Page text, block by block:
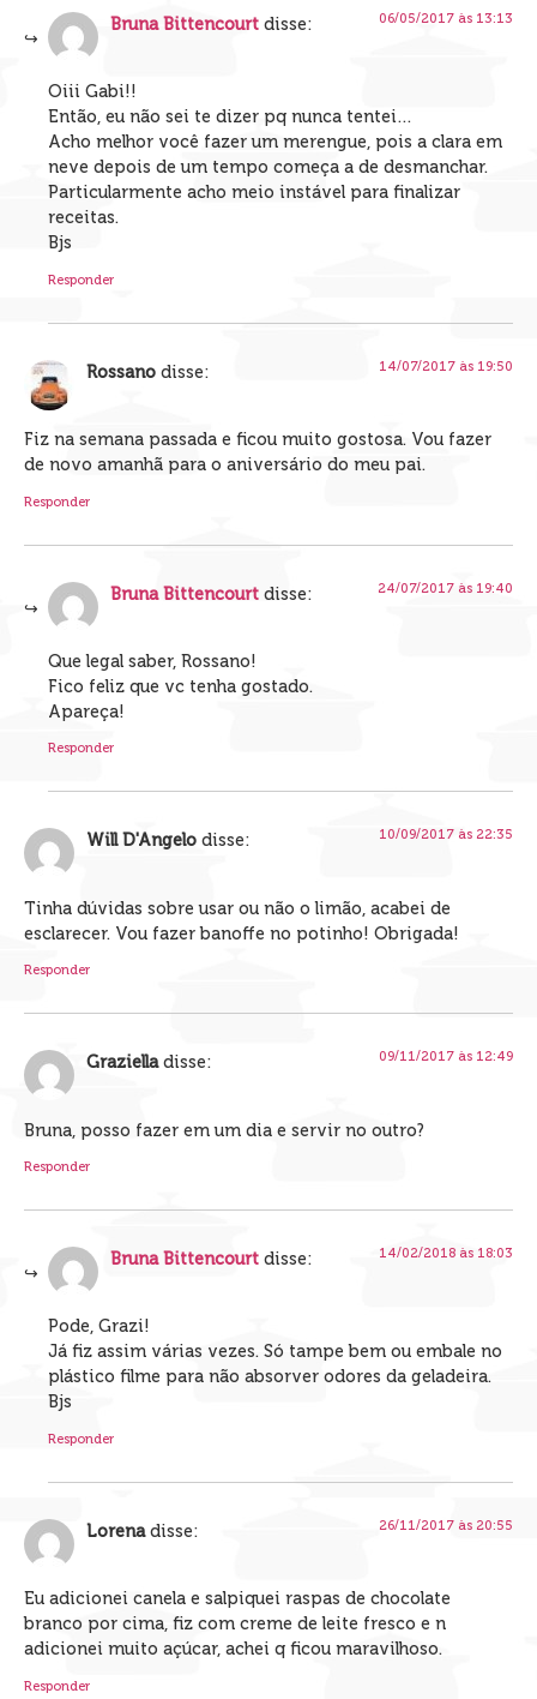
Bruna Bittencourt disse: 06/05/2017 às 13:13
Oiii Gabi!!
Então, eu não sei te dizer pq nunca tentei…
Acho melhor você fazer um merengue, pois a clara em
neve depois de um tempo começa a de desmanchar.
Particularmente acho meio instável para finalizar
receitas.
Bjs
Responder
Rossano disse: 14/07/2017 às 19:50
Fiz na semana passada e ficou muito gostosa. Vou fazer
de novo amanhã para o aniversário do meu pai.
Responder
Bruna Bittencourt disse: 24/07/2017 às 19:40
Que legal saber, Rossano!
Fico feliz que vc tenha gostado.
Apareça!
Responder
Will D'Angelo disse: 10/09/2017 às 22:35
Tinha dúvidas sobre usar ou não o limão, acabei de
esclarecer. Vou fazer banoffe no potinho! Obrigada!
Responder
Graziella disse: 09/11/2017 às 12:49
Bruna, posso fazer em um dia e servir no outro?
Responder
Bruna Bittencourt disse: 14/02/2018 às 18:03
Pode, Grazi!
Já fiz assim várias vezes. Só tampe bem ou embale no
plástico filme para não absorver odores da geladeira.
Bjs
Responder
Lorena disse: 26/11/2017 às 20:55
Eu adicionei canela e salpiquei raspas de chocolate
branco por cima, fiz com creme de leite fresco e n
adicionei muito açúcar, achei q ficou maravilhoso.
Responder